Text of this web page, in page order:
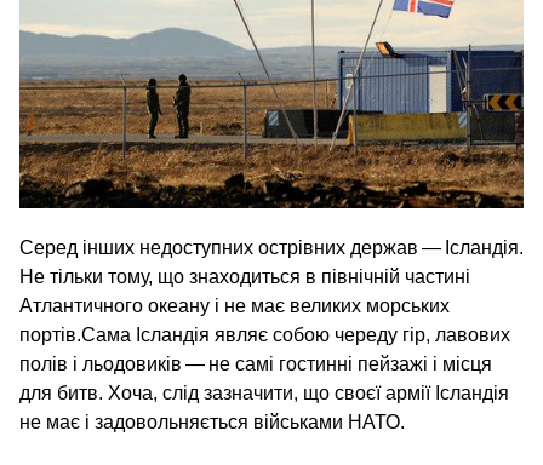
Серед інших недоступних острівних держав — Ісландія.
Не тільки тому, що знаходиться в північній частині
Атлантичного океану і не має великих морських
портів.Сама Ісландія являє собою череду гір, лавових
полів і льодовиків — не самі гостинні пейзажі і місця
для битв. Хоча, слід зазначити, що своєї армії Ісландія
не має і задовольняється військами НАТО.